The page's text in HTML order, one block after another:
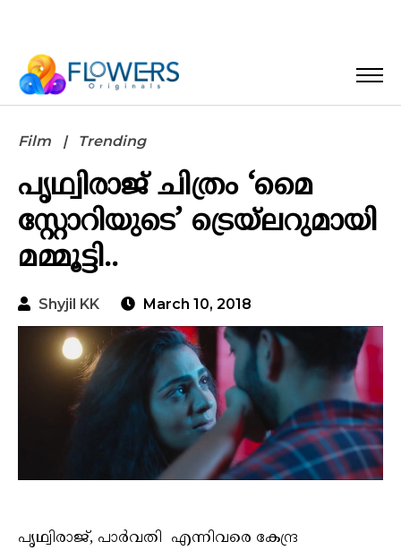
Film Trending
പൃഥ്വിരാജ് ചിത്രം ‘മൈ
സ്റ്റോറിയുടെ’ ട്രെയ്‌ലറുമായി
മമ്മൂട്ടി..
Shyjil KK March 10, 2018
പൃഥ്വിരാജ്, പാർവതി എന്നിവരെ കേന്ദ്ര